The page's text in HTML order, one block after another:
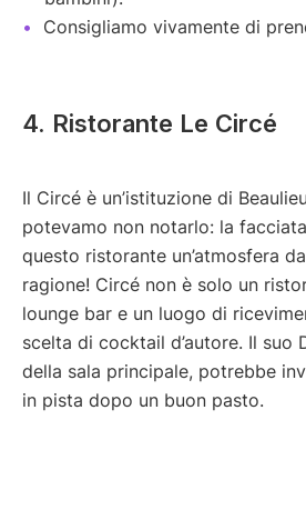
Consigliamo vivamente di
4. Ristorante Le Circé
Il Circé è un’istituzione di
potevamo non notarlo: la
questo ristorante un’atmosfera
ragione! Circé non è solo un
lounge bar e un luogo di
scelta di cocktail d’autore. Il suo
della sala principale, potrebbe
in pista dopo un buon pasto.